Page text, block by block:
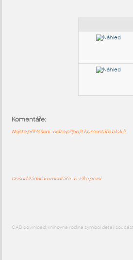
Komentáře:
Nejste přihlášeni - nelze připojit komentáře bloků
Dosud žádné komentáře - buďte první
CAD download: knihovna rodina symbol detail